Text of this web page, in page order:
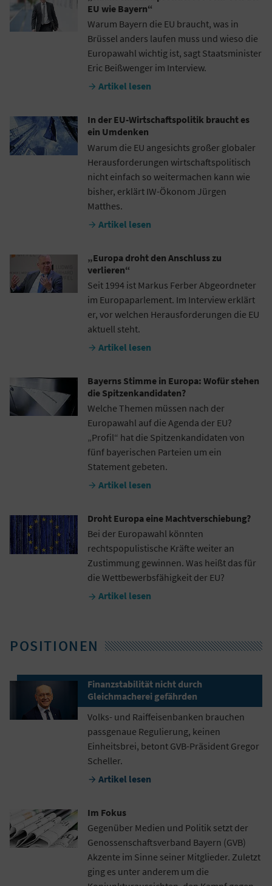
EU wie Bayern“
Warum Bayern die EU braucht, was in
Brüssel anders laufen muss und wieso die
Europawahl wichtig ist, sagt Staatsminister
Eric Beißwenger im Interview.
 Artikel lesen
In der EU-Wirtschaftspolitik braucht es
ein Umdenken
Warum die EU angesichts großer globaler
Herausforderungen wirtschaftspolitisch
nicht einfach so weitermachen kann wie
bisher, erklärt IW-Ökonom Jürgen
Matthes.
 Artikel lesen
„Europa droht den Anschluss zu
verlieren“
Seit 1994 ist Markus Ferber Abgeordneter
im Europaparlement. Im Interview erklärt
er, vor welchen Herausforderungen die EU
aktuell steht.
 Artikel lesen
Bayerns Stimme in Europa: Wofür stehen
die Spitzenkandidaten?
Welche Themen müssen nach der
Europawahl auf die Agenda der EU?
„Profil“ hat die Spitzenkandidaten von
fünf bayerischen Parteien um ein
Statement gebeten.
 Artikel lesen
Droht Europa eine Machtverschiebung?
Bei der Europawahl könnten
rechtspopulistische Kräfte weiter an
Zustimmung gewinnen. Was heißt das für
die Wettbewerbsfähigkeit der EU?
 Artikel lesen
POSITIONEN
Finanzstabilität nicht durch
Gleichmacherei gefährden
Volks- und Raiffeisenbanken brauchen
passgenaue Regulierung, keinen
Einheitsbrei, betont GVB-Präsident Gregor
Scheller.
 Artikel lesen
Im Fokus
Gegenüber Medien und Politik setzt der
Genossenschaftsverband Bayern (GVB)
Akzente im Sinne seiner Mitglieder. Zuletzt
ging es unter anderem um die